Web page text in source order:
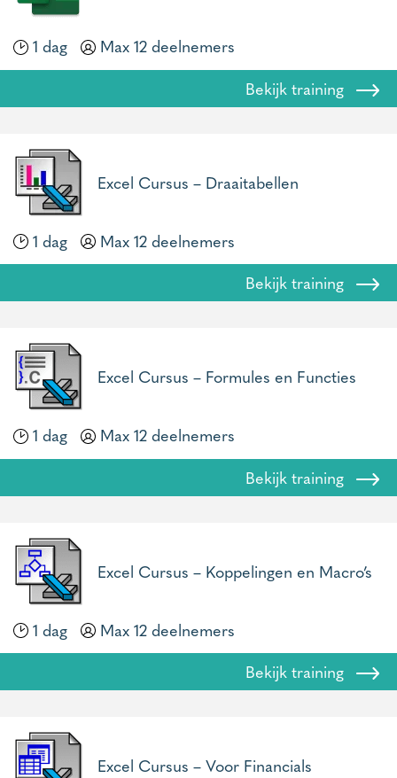
1 dag
Max 12 deelnemers
Bekijk training
Excel Cursus – Draaitabellen
1 dag
Max 12 deelnemers
Bekijk training
Excel Cursus – Formules en Functies
1 dag
Max 12 deelnemers
Bekijk training
Excel Cursus – Koppelingen en Macro’s
1 dag
Max 12 deelnemers
Bekijk training
Excel Cursus – Voor Financials